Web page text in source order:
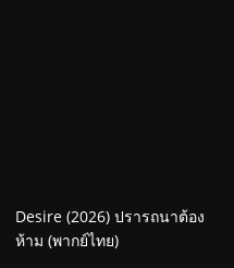
Desire (2026) ปรารถนาต้อง
ห้าม (พากย์ไทย)